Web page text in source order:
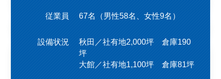
従業員 67名（男性58名、女性9名）
設備状況
秋田／社有地2,000坪 倉庫190
坪
大館／社有地1,100坪 倉庫81坪